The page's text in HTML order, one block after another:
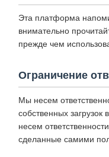
Эта платформа
внимательно
прежде чем
Ограничение
Мы несем
собственных
несем
сделанные самими